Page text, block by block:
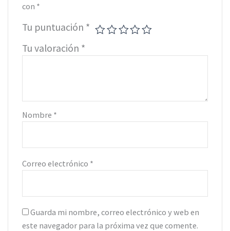
con *
Tu puntuación *
Tu valoración *
Nombre *
Correo electrónico *
Guarda mi nombre, correo electrónico y web en
este navegador para la próxima vez que comente.